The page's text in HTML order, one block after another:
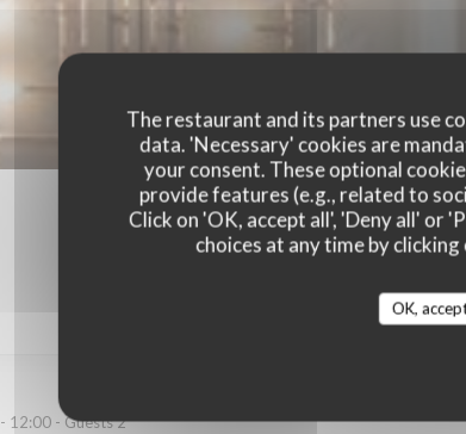
The restaurant and its partners use
data. 'Necessary' cookies are
your consent. These optional
provide features (e.g., related to
Click on 'OK, accept all', 'Deny all' or
choices at any time by
OK,
Our customer
- 12:00 - Guests 2